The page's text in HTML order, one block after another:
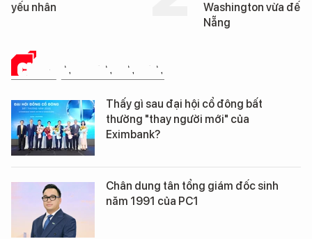
yếu nhân
Washington vừa đến
Nẵng
CHUYỆN DOANH NHÂN
Thấy gì sau đại hội cổ đông bất
thường "thay người mới" của
Eximbank?
Chân dung tân tổng giám đốc sinh
năm 1991 của PC1